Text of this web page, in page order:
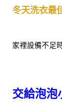
冬天洗衣最
家裡設備不足
交給泡泡